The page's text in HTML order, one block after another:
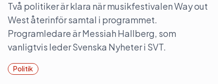
Två politiker är klara när musikfestivalen Way out
West återinför samtal i programmet.
Programledare är Messiah Hallberg, som
vanligtvis leder Svenska Nyheter i SVT.
Politik